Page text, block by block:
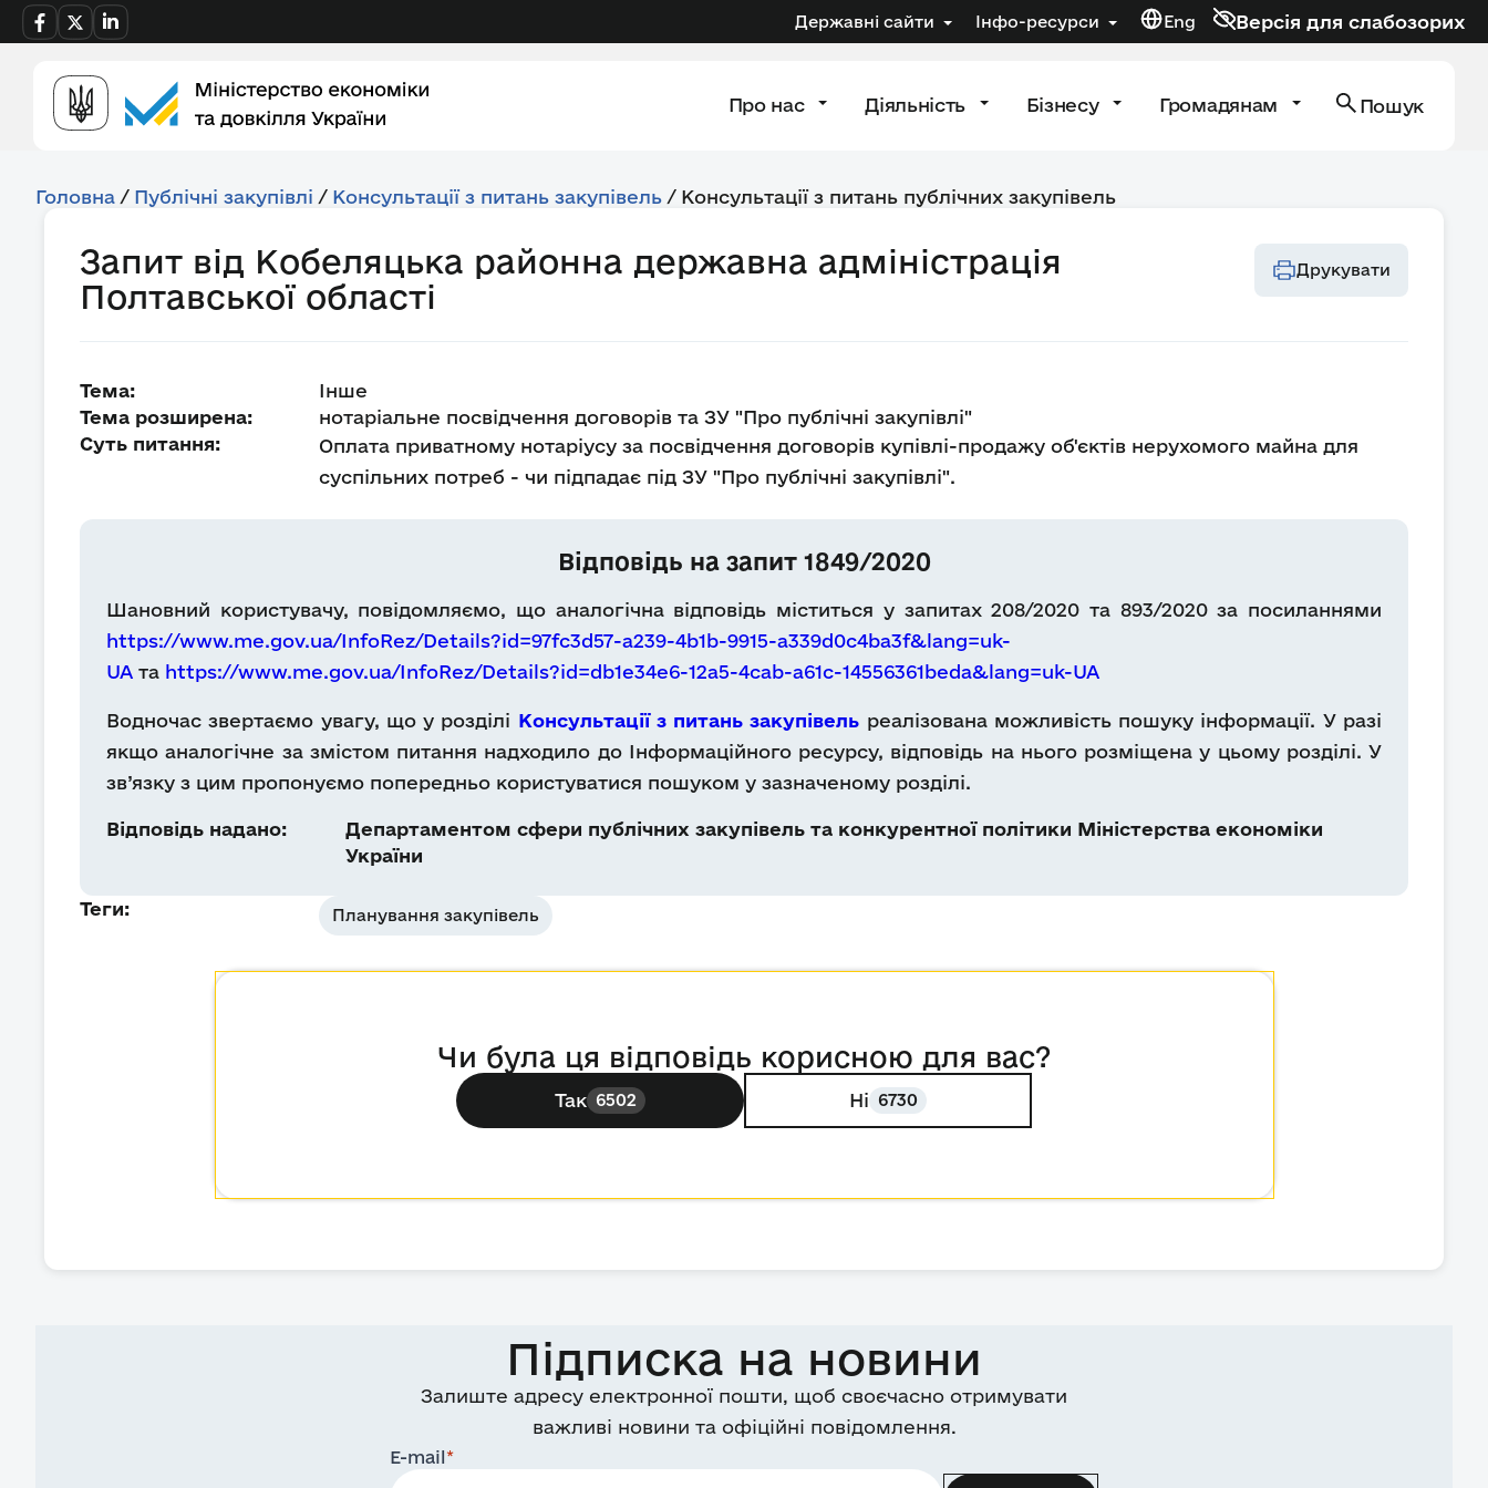
Державні сайти Інфо-ресурси Eng Версія для слабозорих
Про нас Діяльність Бізнесу Громадянам Пошук
Головна / Публічні закупівлі / Консультації з питань закупівель / Консультації з питань публічних закупівель
Запит від Кобеляцька районна державна адміністрація
Полтавської області
Друкувати
Тема:
Інше
Тема розширена:
нотаріальне посвідчення договорів та ЗУ "Про публічні закупівлі"
Суть питання:
Оплата приватному нотаріусу за посвідчення договорів купівлі-продажу об'єктів нерухомого майна для
суспільних потреб - чи підпадає під ЗУ "Про публічні закупівлі".
Відповідь на запит 1849/2020
Шановний користувачу, повідомляємо, що аналогічна відповідь міститься у запитах 208/2020 та 893/2020 за посиланнями
https://www.me.gov.ua/InfoRez/Details?id=97fc3d57-a239-4b1b-9915-a339d0c4ba3f&lang=uk-
UA та https://www.me.gov.ua/InfoRez/Details?id=db1e34e6-12a5-4cab-a61c-14556361beda&lang=uk-UA
Водночас звертаємо увагу, що у розділі Консультації з питань закупівель реалізована можливість пошуку інформації. У разі
якщо аналогічне за змістом питання надходило до Інформаційного ресурсу, відповідь на нього розміщена у цьому розділі. У
зв’язку з цим пропонуємо попередньо користуватися пошуком у зазначеному розділі.
Відповідь надано:
Департаментом сфери публічних закупівель та конкурентної політики Міністерства економіки
України
Теги: Планування закупівель
Чи була ця відповідь корисною для вас?
Так 6502 Ні 6730
Підписка на новини
Залиште адресу електронної пошти, щоб своєчасно отримувати
важливі новини та офіційні повідомлення.
E-mail*